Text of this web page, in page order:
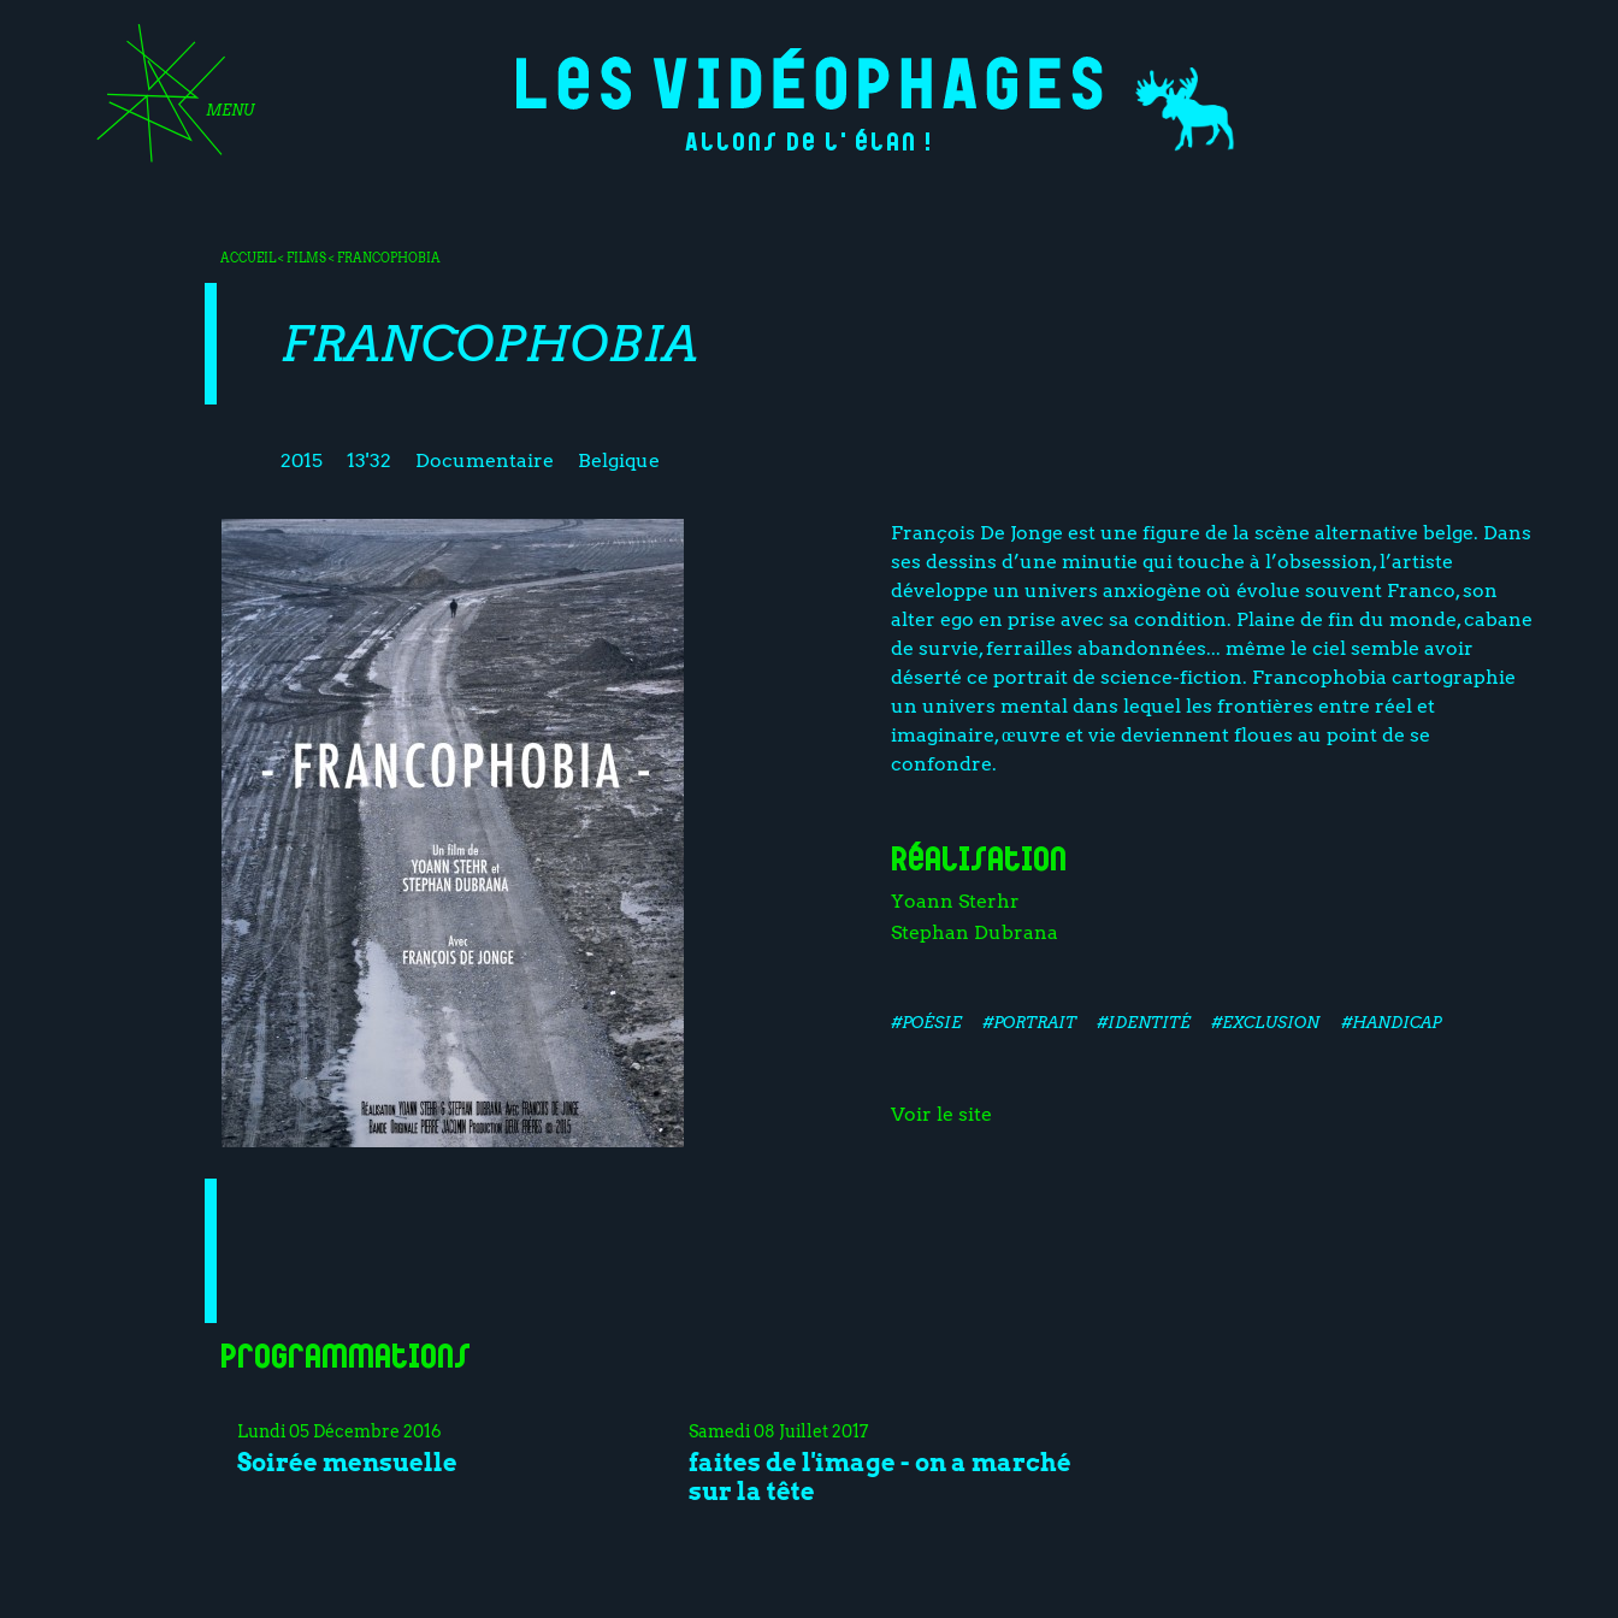
MENU
Allons de l'élan !
ACCUEIL<FILMS< FRANCOPHOBIA
FRANCOPHOBIA
2015 13'32 Documentaire Belgique
François De Jonge est une figure de la scène alternative belge. Dans
ses dessins d’une minutie qui touche à l’obsession, l’artiste
développe un univers anxiogène où évolue souvent Franco, son
alter ego en prise avec sa condition. Plaine de fin du monde, cabane
de survie, ferrailles abandonnées... même le ciel semble avoir
déserté ce portrait de science-fiction. Francophobia cartographie
un univers mental dans lequel les frontières entre réel et
imaginaire, œuvre et vie deviennent floues au point de se
confondre.
Réalisation
Yoann Sterhr
Stephan Dubrana
#POÉSIE #PORTRAIT #IDENTITÉ #EXCLUSION #HANDICAP
Voir le site
Programmations
Lundi 05 Décembre 2016
Soirée mensuelle
Samedi 08 Juillet 2017
faites de l'image - on a marché
sur la tête